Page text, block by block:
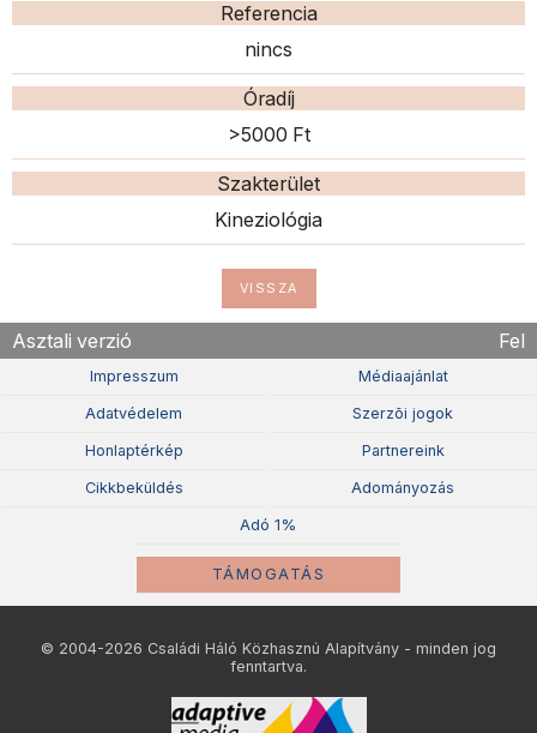
Referencia
nincs
Óradíj
>5000 Ft
Szakterület
Kineziológia
VISSZA
Asztali verzió Fel
Impresszum Médiaajánlat
Adatvédelem Szerzõi jogok
Honlaptérkép Partnereink
Cikkbeküldés Adományozás
Adó 1%
TÁMOGATÁS
© 2004-2026 Családi Háló Közhasznú Alapítvány - minden jog
fenntartva.